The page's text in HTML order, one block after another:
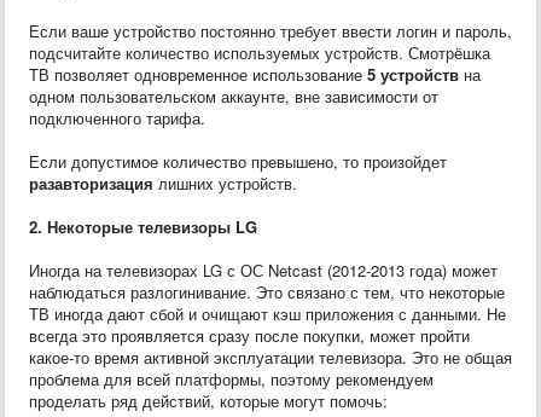
Если ваше устройство постоянно требует ввести логин и пароль,
подсчитайте количество используемых устройств. Смотрёшка
ТВ позволяет одновременное использование 5 устройств на
одном пользовательском аккаунте, вне зависимости от
подключенного тарифа.
Если допустимое количество превышено, то произойдет
разавторизация лишних устройств.
2. Некоторые телевизоры LG
Иногда на телевизорах LG с ОС Netcast (2012-2013 года) может
наблюдаться разлогинивание. Это связано с тем, что некоторые
ТВ иногда дают сбой и очищают кэш приложения с данными. Не
всегда это проявляется сразу после покупки, может пройти
какое-то время активной эксплуатации телевизора. Это не общая
проблема для всей платформы, поэтому рекомендуем
проделать ряд действий, которые могут помочь: